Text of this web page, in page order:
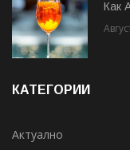
Как
КАТЕГОРИИ
Актуално